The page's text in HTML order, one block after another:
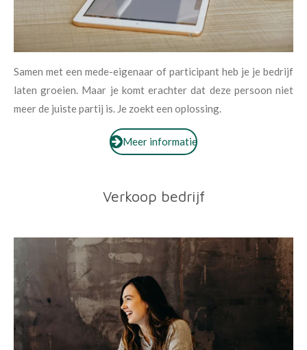
Samen met een mede-eigenaar of participant heb je je bedrijf
laten groeien. Maar je komt erachter dat deze persoon niet
meer de juiste partij is. Je zoekt een oplossing.
Meer informatie
Verkoop bedrijf